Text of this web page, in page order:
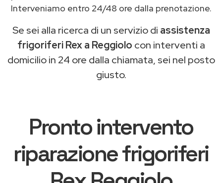
Interveniamo entro 24/48 ore dalla prenotazione.
Se sei alla ricerca di un servizio di assistenza
frigoriferi Rex a Reggiolo con interventi a
domicilio in 24 ore dalla chiamata, sei nel posto
giusto.
Pronto intervento
riparazione frigoriferi